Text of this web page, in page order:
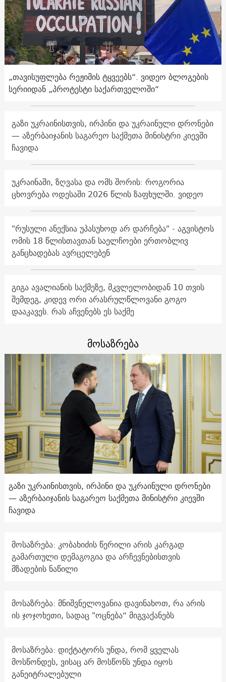
„თავისუფლება რეჟიმის ტყვეებს“. ვიდეო ბლოგების
სერიიდან „პროტესტი საქართველოში“
გაზი უკრაინისთვის, ირპინი და უკრაინული დრონები
— აზერბაიჯანის საგარეო საქმეთა მინისტრი კიევში
ჩავიდა
უკრაინაში, ზღვასა და ომს შორის: როგორია
ცხოვრება ოდესაში 2026 წლის ზაფხულში. ვიდეო
"რუსული ანექსია უპასუხოდ არ დარჩება" - აგვისტოს
ომის 18 წლისთავთან საელჩოები ერთობლივ
განცხადებას ავრცელებენ
გიგა ავალიანის საქმეზე, მკვლელობიდან 10 თვის
შემდეგ, კიდევ ორი არასრულწლოვანი გოგო
დააკავეს. რას აჩვენებს ეს საქმე
მოსაზრება
გაზი უკრაინისთვის, ირპინი და უკრაინული დრონები
— აზერბაიჯანის საგარეო საქმეთა მინისტრი კიევში
ჩავიდა
მოსაზრება: კობახიძის წერილი არის კარგად
გამართული დემაგოგია და არჩევნებისთვის
მზადების ნაწილი
მოსაზრება: მნიშვნელოვანია დავინახოთ, რა არის
ის ჯოჯოხეთი, სადაც "ოცნება“ მიგვაქანებს
მოსაზრება: დიქტატორს უნდა, რომ ყველას
მოსწონდეს, ვისაც არ მოსწონს უნდა იყოს
განეიტრალებული